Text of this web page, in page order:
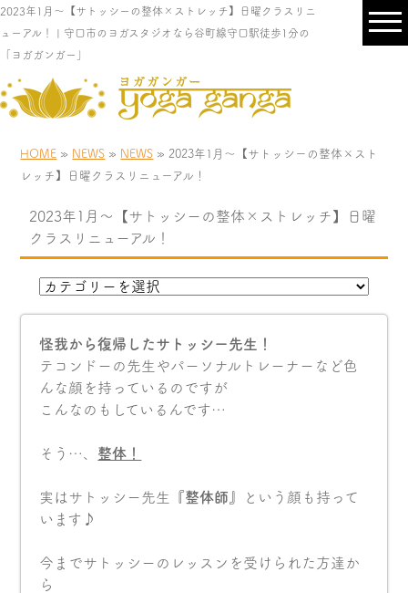
2023年1月〜【サトッシーの整体×ストレッチ】日曜クラスリニ
ューアル！ | 守口市のヨガスタジオなら谷町線守口駅徒歩1分の
「ヨガガンガー」
HOME » NEWS » NEWS » 2023年1月〜【サトッシーの整体×スト
レッチ】日曜クラスリニューアル！
2023年1月〜【サトッシーの整体×ストレッチ】日曜
クラスリニューアル！
怪我から復帰したサトッシー先生！
テコンドーの先生やパーソナルトレーナーなど色
んな顔を持っているのですが
こんなのもしているんです…
そう…、 整体！
実はサトッシー先生 『整体師』
という顔も持って
います♪
今までサトッシーのレッスンを受けられた方達か
ら